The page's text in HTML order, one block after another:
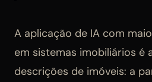
A aplicação de IA com
em sistemas imobiliários é
descrições de imóveis: a